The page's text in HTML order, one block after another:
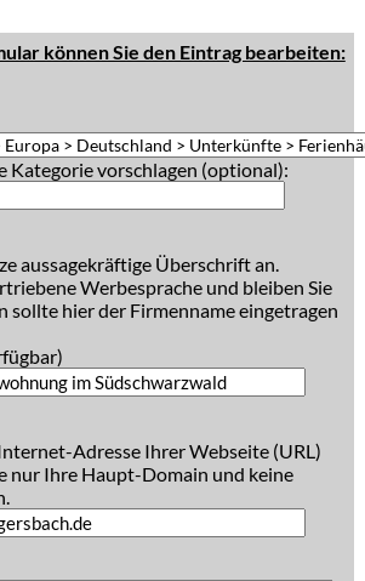
können Sie den Eintrag bearbeiten:
Kategorie vorschlagen (optional):
aussagekräftige Überschrift an.
Werbesprache und bleiben Sie
sollte hier der Firmenname eingetragen
Adresse Ihrer Webseite (URL)
nur Ihre Haupt-Domain und keine